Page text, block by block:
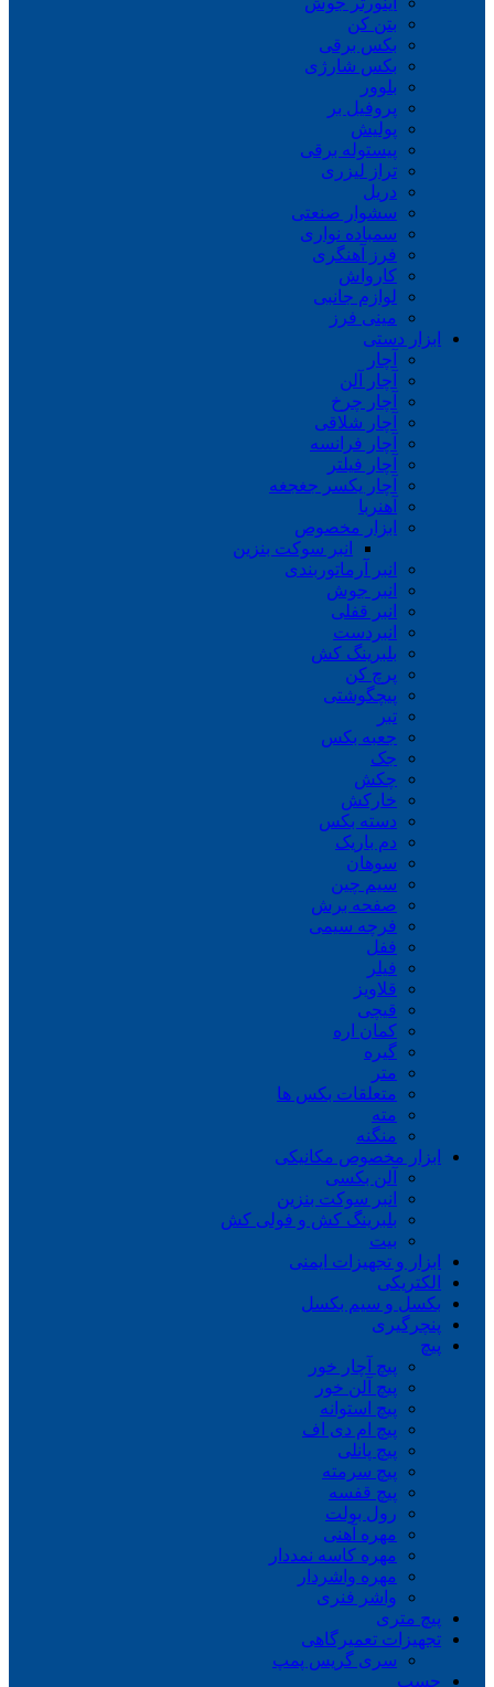
بتن کن
بکس برقی
بکس شارژی
بلوور
پروفیل بر
پولیش
پیستوله برقی
تراز لیزری
دریل
سشوار صنعتی
سمباده نواری
فرز آهنگری
کارواش
لوازم جانبی
مینی فرز
ابزار دستی
آچار
آچار آلن
آچار چرخ
آچار شلاقی
آچار فرانسه
آچار فیلتر
آچار یکسر جغجغه
آهنربا
ابزار مخصوص
انبر سوکت بنزین
انبر آرماتوربندی
انبر جوش
انبر قفلی
انبردست
بلبرینگ کش
پرچ کن
پیچگوشتی
تبر
جعبه بکس
جک
چکش
خارکش
دسته بکس
دم باریک
سوهان
سیم چین
صفحه برش
فرچه سیمی
ففل
فیلر
قلاویز
قیچی
کمان اره
گیره
متر
متعلقات بکس ها
مته
منگنه
ابزار مخصوص مکانیکی
آلن بکسی
انبر سوکت بنزین
بلبرینگ کش و فولی کش
بیت
ابزار و تجهیزات ایمنی
الکتریکی
بکسل و سیم بکسل
پنچرگیری
پیچ
پیچ آچار خور
پیچ آلن خور
پیچ استوانه
پیچ ام دی اف
پیچ پانلی
پیچ سرمته
پیچ قفسه
رول بولت
مهره آهنی
مهره کاسه نمددار
مهره واشردار
واشر فنری
پیچ متری
تجهیزات تعمیرگاهی
سری گریس پمپ
چسب